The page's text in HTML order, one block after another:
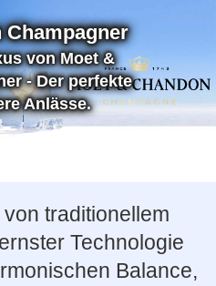
Champagner
von Moet &
- Der perfekte
Anlässe.
traditionellem
Technologie
Balance,